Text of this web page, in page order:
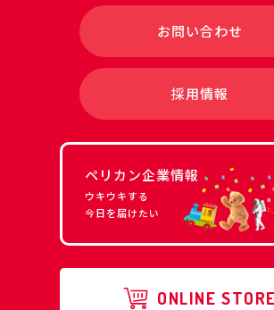
お問い合わせ
採用情報
ペリカン企業情報
ウキウキする
今日を届けたい
ONLINE STORE